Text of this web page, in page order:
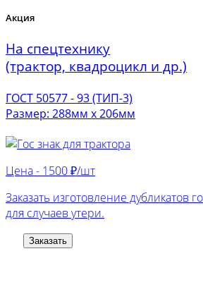
Акция
На спецтехнику
(трактор, квадроцикл и др.)
ГОСТ 50577 - 93 (ТИП-3)
Размер: 288мм х 206мм
Цена - 1500 ₽/шт
Заказать изготовление дубликатов
для случаев утери.
Заказать